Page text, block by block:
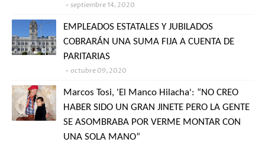
septiembre 14, 2020
EMPLEADOS ESTATALES Y JUBILADOS
COBRARÁN UNA SUMA FIJA A CUENTA DE
PARITARIAS
octubre 09, 2020
Marcos Tosi, 'El Manco Hilacha': “NO CREO
HABER SIDO UN GRAN JINETE PERO LA GENTE
SE ASOMBRABA POR VERME MONTAR CON
UNA SOLA MANO”